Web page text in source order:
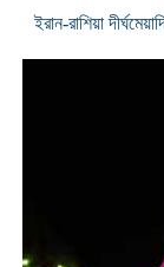
ইরান-রাশিয়া